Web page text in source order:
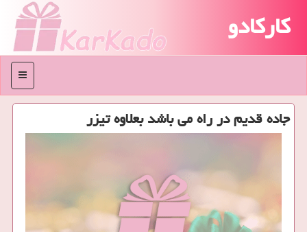
کارکادو
منو
جاده قدیم در راه می باشد بعلاوه تیزر